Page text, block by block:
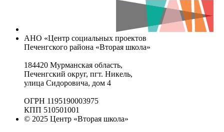
АНО «Центр социальных проектов
Печенгского района «Вторая школа»
184420 Мурманская область,
Печенгский округ, пгт. Никель,
улица Сидоровича, дом 4
ОГРН 1195190003975
КПП 510501001
© 2025 Центр «Вторая школа»